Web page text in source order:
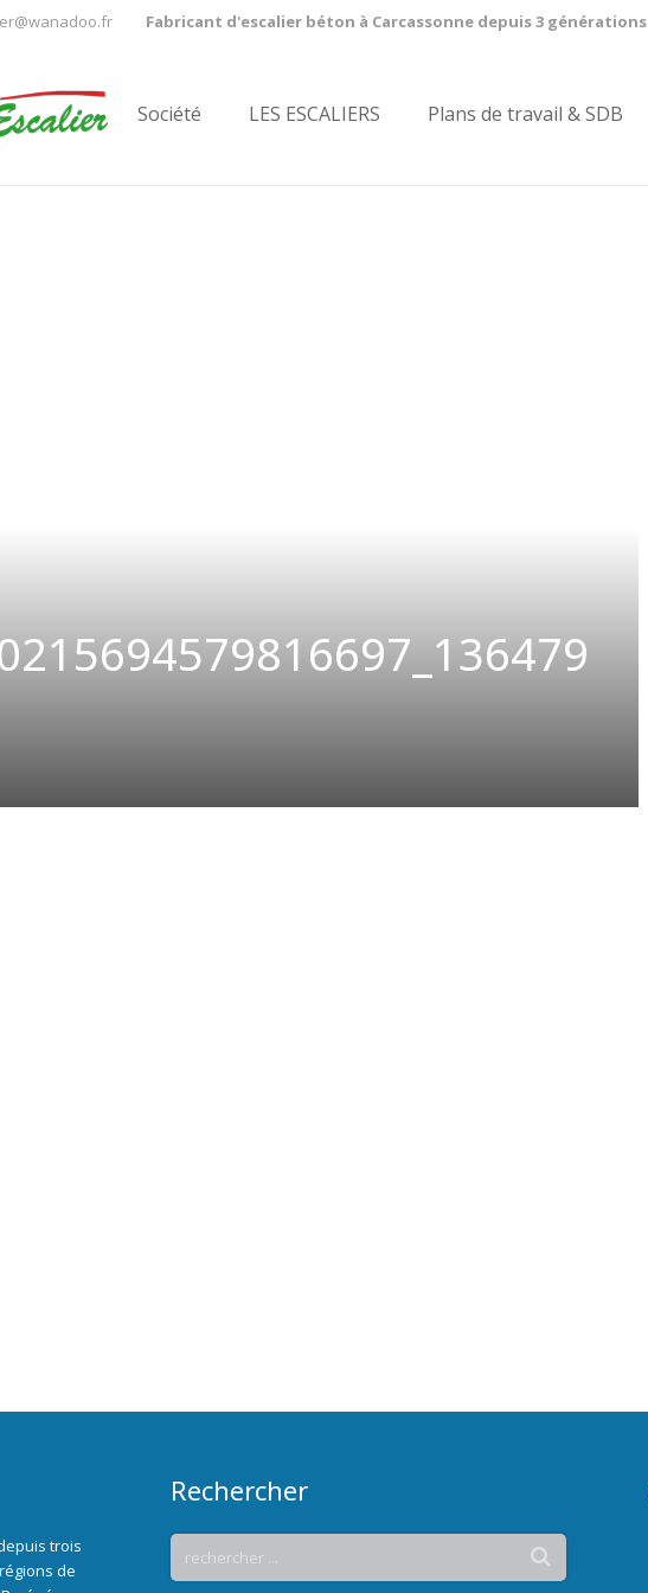
Fabricant d'escalier béton à Carcassonne depuis 3 générations
Société LES ESCALIERS Plans de travail & SDB
trois
de
Rechercher